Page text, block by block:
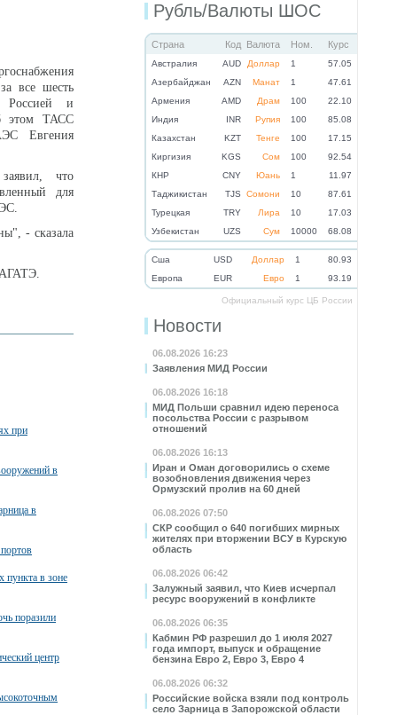
Рубль/Валюты ШОС
Страна Код Валюта Ном. Курс
Австралия AUD Доллар 1
57.05
Азербайджан
AZN Манат 1
47.61
Армения
AMD Драм 100
22.10
Индия
INR Рупия 100
85.08
Казахстан
KZT Тенге 100
17.15
Киргизия
KGS Сом 100
92.54
КНР
CNY Юань 1
11.97
Таджикистан
TJS Сомони 10
87.61
Турецкая
TRY Лира 10
17.03
Узбекистан
UZS Сум 10000 68.08
Cша USD Доллар 1
80.93
Eвропа
EUR Евро 1 93.19
Официальный курс ЦБ России
Новости
06.08.2026 16:23
Заявления МИД России
06.08.2026 16:18
МИД Польши сравнил идею переноса
посольства России с разрывом
отношений
06.08.2026 16:13
Иран и Оман договорились о схеме
возобновления движения через
Ормузский пролив на 60 дней
06.08.2026 07:50
СКР сообщил о 640 погибших мирных
жителях при вторжении ВСУ в Курскую
область
06.08.2026 06:42
Залужный заявил, что Киев исчерпал
ресурс вооружений в конфликте
06.08.2026 06:35
Кабмин РФ разрешил до 1 июля 2027
года импорт, выпуск и обращение
бензина Евро 2, Евро 3, Евро 4
06.08.2026 06:32
Российские войска взяли под контроль
село Зарница в Запорожской области
все шесть
Россией и
этом ТАСС
Евгения
что
для
- сказала
при
в
в
пункта в зоне
поразили
центр